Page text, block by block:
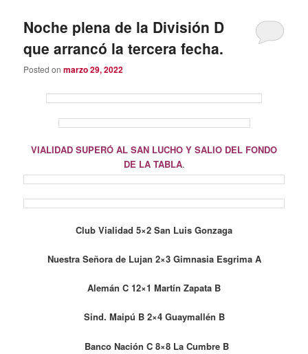
Noche plena de la División D
que arrancó la tercera fecha.
Posted onmarzo 29, 2022
VIALIDAD SUPERÓ AL SAN LUCHO Y SALIO DEL FONDO
DE LA TABLA.
Club Vialidad 5×2 San Luis Gonzaga
Nuestra Señora de Lujan 2×3 Gimnasia Esgrima A
Alemán C 12×1 Martín Zapata B
Sind. Maipú B 2×4 Guaymallén B
Banco Nación C 8×8 La Cumbre B